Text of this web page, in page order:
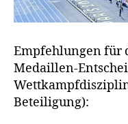
Empfehlungen für
Medaillen-
Beteiligung):